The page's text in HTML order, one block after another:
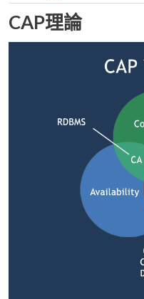
CAP理論